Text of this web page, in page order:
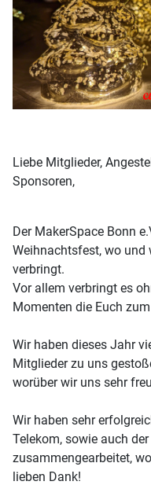
Liebe Mitglieder,
Sponsoren,
Der MakerSpace Bonn
Weihnachtsfest, wo und
verbringt.
Vor allem verbringt es
Momenten die Euch
Wir haben dieses Jahr
Mitglieder zu uns
worüber wir uns sehr
Wir haben sehr
Telekom, sowie auch
zusammengearbeitet,
lieben Dank!